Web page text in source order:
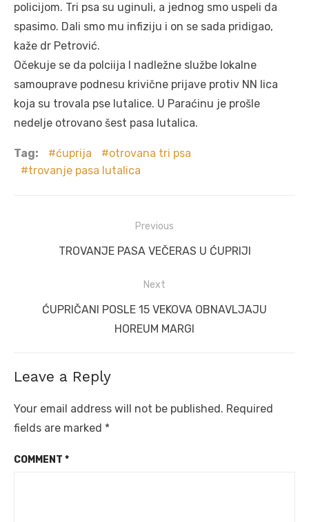
policijom. Tri psa su uginuli, a jednog smo uspeli da
spasimo. Dali smo mu infiziju i on se sada pridigao,
kaže dr Petrović.
Očekuje se da polciija I nadležne službe lokalne
samouprave podnesu krivične prijave protiv NN lica
koja su trovala pse lutalice. U Paraćinu je prošle
nedelje otrovano šest pasa lutalica.
Tag: ćuprija
otrovana tri psa
trovanje pasa lutalica
navigation
Previous
Previous
TROVANJE PASA VEČERAS U ĆUPRIJI
Next
NextĆUPRIČANI POSLE 15 VEKOVA OBNAVLJAJU
HOREUM MARGI
Leave a Reply
Your email address will not be published. Required
fields are marked *
COMMENT *